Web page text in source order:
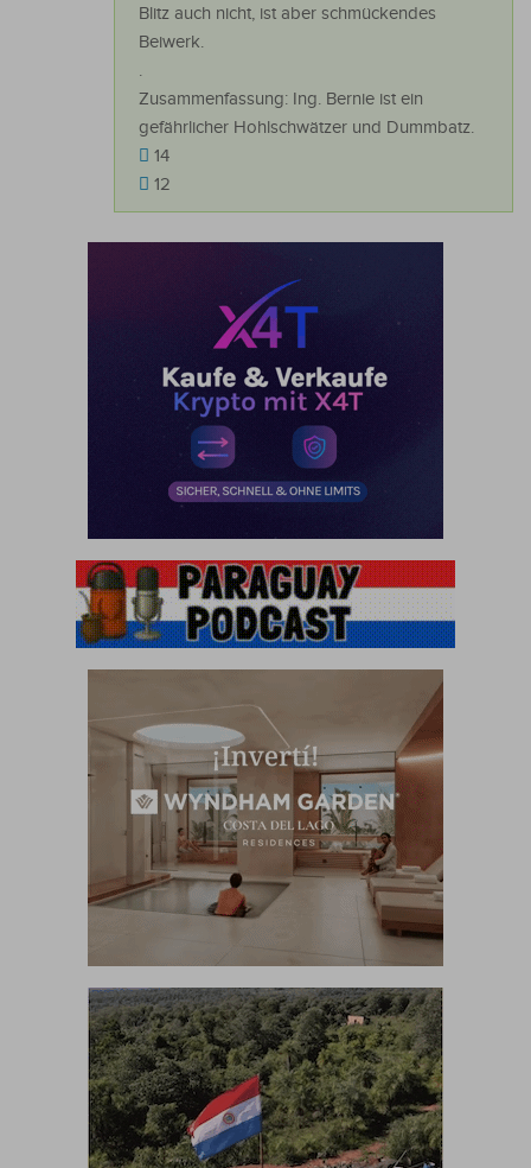
Blitz auch nicht, ist aber schmückendes
Beiwerk.
.
Zusammenfassung: Ing. Bernie ist ein
gefährlicher Hohlschwätzer und Dummbatz.
14
12